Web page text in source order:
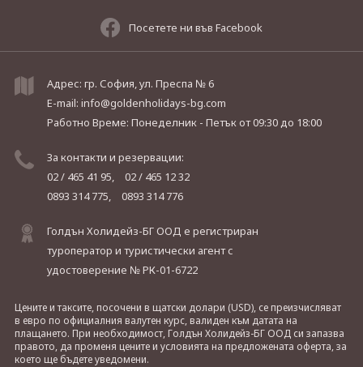
Посетете ни във Facebook
Адрес: гр. София, ул. Преспа № 6
E-mail: info@goldenholidays-bg.com
Работно Време: Понеделник - Петъкот 09:30 до 18:00
За контакти и резервации:
02 / 465 41 95,
02 / 465 12 32
0893 314 775,
0893 314 776
Голдън Холидейз-БГ ООД е регистриран
туроператор и туристически агент с
удостоверение № РК-01-6722
Цените и таксите, посочени в щатски долари (USD), се преизчисляват
в евро по официалния валутен курс, валиден към датата на
плащането. При необходимост, Голдън Холидейз-БГ ООД си запазва
правото, да променя цените и условията на предложената оферта, за
което ще бъдете уведомени.